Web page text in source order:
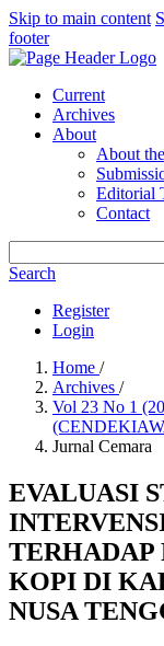
Skip to main content
footer
Current
Archives
About
About
Editorial
Contact
Search
Register
Login
Home /
Archives /
Vol 23 No 1
Jurnal Cemara
EVALUASI
KOPI DI
NUSA